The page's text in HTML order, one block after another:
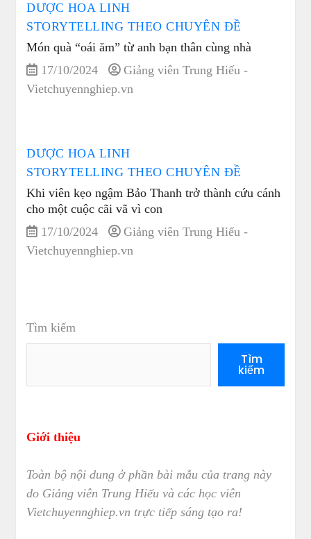
DƯỢC HOA LINH
STORYTELLING THEO CHUYÊN ĐỀ
Món quà “oái ăm” từ anh bạn thân cùng nhà
17/10/2024
Giảng viên Trung Hiếu -
Vietchuyennghiep.vn
DƯỢC HOA LINH
STORYTELLING THEO CHUYÊN ĐỀ
Khi viên kẹo ngậm Bảo Thanh trở thành cứu cánh
cho một cuộc cãi vã vì con
17/10/2024
Giảng viên Trung Hiếu -
Vietchuyennghiep.vn
Tìm kiếm
Tìm
kiếm
Giới thiệu
Toàn bộ nội dung ở phần bài mẫu của trang này
do Giảng viên Trung Hiếu và các học viên
Vietchuyennghiep.vn trực tiếp sáng tạo ra!